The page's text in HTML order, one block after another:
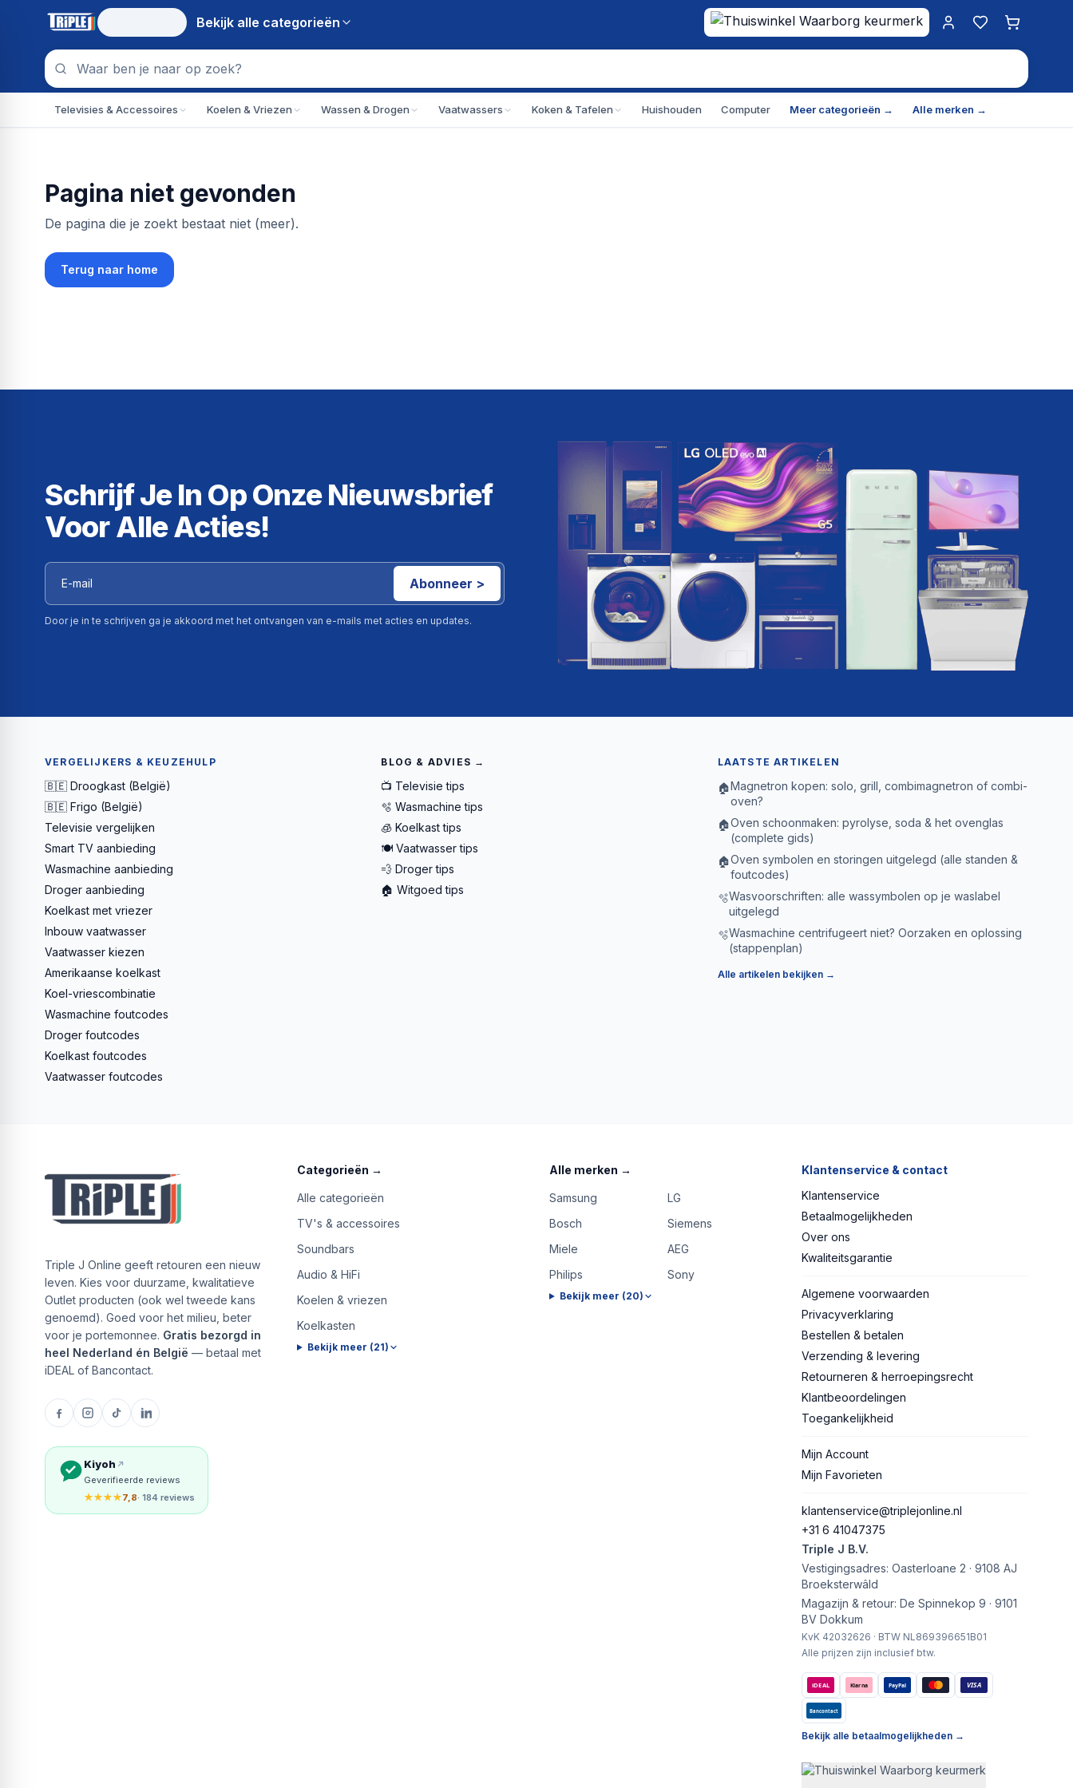
Bekijk alle categorieën
Mijn account
Favorieten
Televisies & Accessoires Koelen & Vriezen Wassen & Drogen Vaatwassers Koken & Tafelen Huishouden Computer Meer categorieën → Alle merken →
Pagina niet gevonden
De pagina die je zoekt bestaat niet (meer).
Terug naar home
Schrijf Je In Op Onze Nieuwsbrief
Voor Alle Acties!
Abonneer >
Door je in te schrijven ga je akkoord met het ontvangen van e-mails met acties en updates.
VERGELIJKERS & KEUZEHULP
🇧🇪 Droogkast (België)
🇧🇪 Frigo (België)
Televisie vergelijken
Smart TV aanbieding
Wasmachine aanbieding
Droger aanbieding
Koelkast met vriezer
Inbouw vaatwasser
Vaatwasser kiezen
Amerikaanse koelkast
Koel-vriescombinatie
Wasmachine foutcodes
Droger foutcodes
Koelkast foutcodes
Vaatwasser foutcodes
BLOG & ADVIES →
📺 Televisie tips
🫧 Wasmachine tips
🧊 Koelkast tips
🍽️ Vaatwasser tips
💨 Droger tips
🏠 Witgoed tips
LAATSTE ARTIKELEN
🏠Magnetron kopen: solo, grill, combimagnetron of combi-
oven?
🏠Oven schoonmaken: pyrolyse, soda & het ovenglas
(complete gids)
🏠Oven symbolen en storingen uitgelegd (alle standen &
foutcodes)
🫧Wasvoorschriften: alle wassymbolen op je waslabel
uitgelegd
🫧Wasmachine centrifugeert niet? Oorzaken en oplossing
(stappenplan)
Alle artikelen bekijken →
Triple J Online geeft retouren een nieuw
leven. Kies voor duurzame, kwalitatieve
Outlet producten (ook wel tweede kans
genoemd). Goed voor het milieu, beter
voor je portemonnee. Gratis bezorgd in
heel Nederland én België — betaal met
iDEAL of Bancontact.
Kiyoh
Geverifieerde reviews
★★★★7,8· 184 reviews
Categorieën →
Alle categorieën
TV's & accessoires
Soundbars
Audio & HiFi
Koelen & vriezen
Koelkasten
Bekijk meer (21)
Alle merken →
Samsung
LG
Bosch
Siemens
Miele
AEG
Philips
Sony
Bekijk meer (20)
Klantenservice & contact
Klantenservice
Betaalmogelijkheden
Over ons
Kwaliteitsgarantie
Algemene voorwaarden
Privacyverklaring
Bestellen & betalen
Verzending & levering
Retourneren & herroepingsrecht
Klantbeoordelingen
Toegankelijkheid
Mijn Account
Mijn Favorieten
klantenservice@triplejonline.nl
+31 6 41047375
Triple J B.V.
Vestigingsadres: Oasterloane 2 · 9108 AJ
Broeksterwâld
Magazijn & retour: De Spinnekop 9 · 9101
BV Dokkum
KvK 42032626 · BTW NL869396651B01
Alle prijzen zijn inclusief btw.
iDEAL Klarna PayPal VISA
Bancontact
Bekijk alle betaalmogelijkheden →